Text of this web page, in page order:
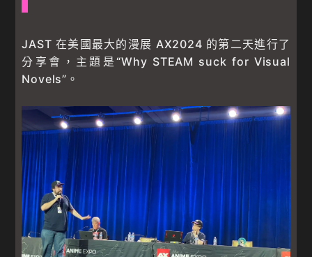
JAST 在美國最大的漫展 AX2024 的第二天進行了
分享會，主題是“Why STEAM suck for Visual
Novels”。